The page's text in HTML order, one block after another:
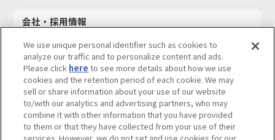
会社・採用情報
採用情報
サステナビリティ
お問い合わせ
We use unique personal identifier such as cookies to
analyze our traffic and to personalize content and ads.
Please click here to see more details about how we use
cookies and the retention period of each cookie. We may
sell or share information about your use of our website
to/with our analytics and advertising partners, who may
combine it with other information that you have provided
to them or that they have collected from your use of their